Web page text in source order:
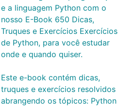
e a linguagem Python com o
nosso E-Book 650 Dicas,
Truques e Exercícios Exercícios
de Python, para você estudar
onde e quando quiser.
Este e-book contém dicas,
truques e exercícios resolvidos
abrangendo os tópicos: Python